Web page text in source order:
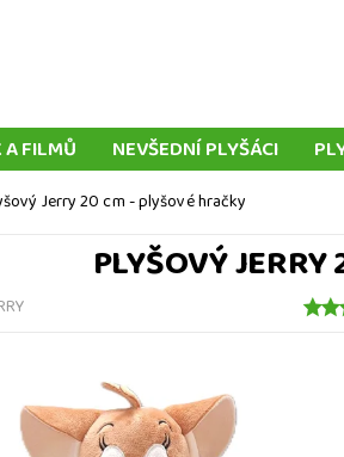
A FILMŮ NEVŠEDNÍ PLYŠÁCI
TRADIČNÍ
Jerry 20 cm - plyšové hračky
PLYŠOVÝ